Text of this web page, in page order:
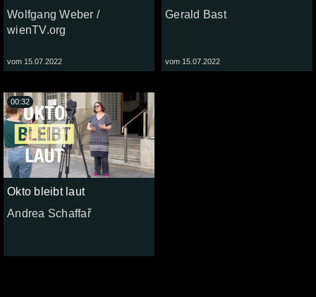
Wolfgang Weber /
wienTV.org
vom 15.07.2022
Gerald Bast
vom 15.07.2022
Okto bleibt laut
Andrea Schaffař
00:32